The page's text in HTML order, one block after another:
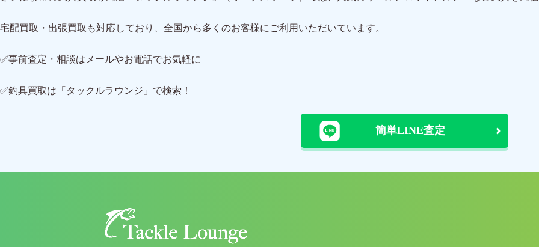
宅配買取・出張買取も対応しており、全国から多くのお客様にご利用いただいています。
✅事前査定・相談はメールやお電話でお気軽に
✅釣具買取は「タックルラウンジ」で検索！
簡単LINE査定